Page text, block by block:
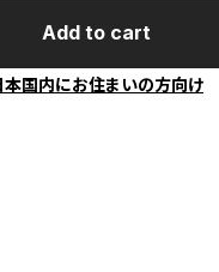
Add to cart
本国内にお住まいの方向け